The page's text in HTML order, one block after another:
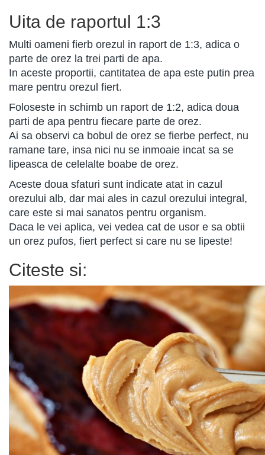
Uita de raportul 1:3
Multi oameni fierb orezul in raport de 1:3, adica o
parte de orez la trei parti de apa.
In aceste proportii, cantitatea de apa este putin prea
mare pentru orezul fiert.
Foloseste in schimb un raport de 1:2, adica doua
parti de apa pentru fiecare parte de orez.
Ai sa observi ca bobul de orez se fierbe perfect, nu
ramane tare, insa nici nu se inmoaie incat sa se
lipeasca de celelalte boabe de orez.
Aceste doua sfaturi sunt indicate atat in cazul
orezului alb, dar mai ales in cazul orezului integral,
care este si mai sanatos pentru organism.
Daca le vei aplica, vei vedea cat de usor e sa obtii
un orez pufos, fiert perfect si care nu se lipeste!
Citeste si: